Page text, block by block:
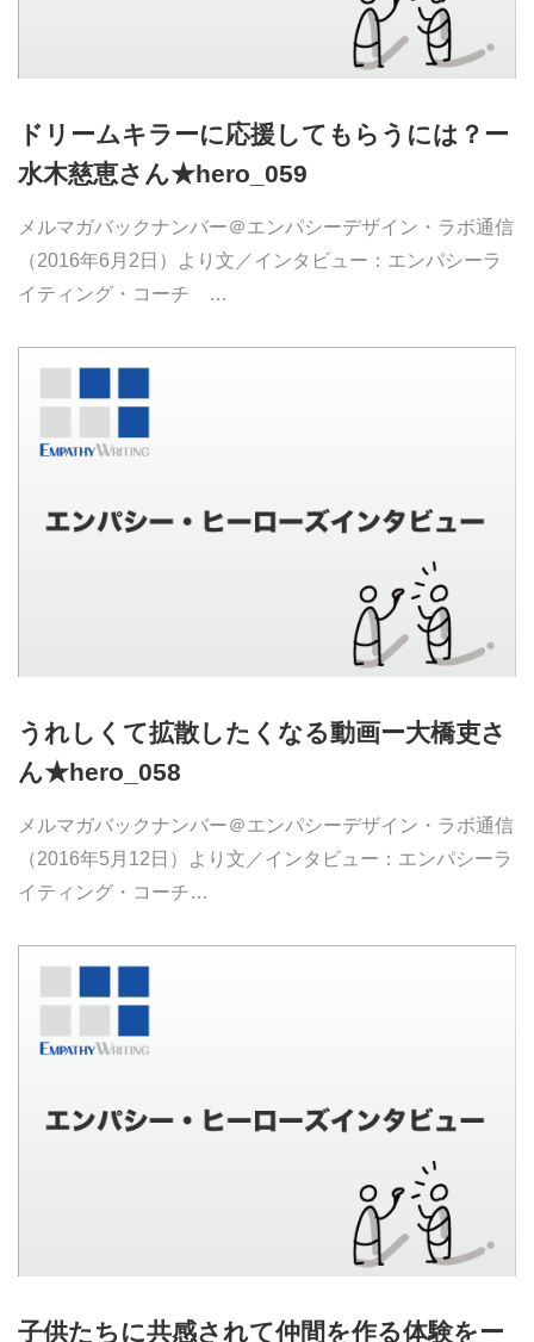
ドリームキラーに応援してもらうには？ー
水木慈恵さん★hero_059
メルマガバックナンバー＠エンパシーデザイン・ラボ通信
（2016年6月2日）より文／インタビュー：エンパシーラ
イティング・コーチ …
うれしくて拡散したくなる動画ー大橋吏さ
ん★hero_058
メルマガバックナンバー＠エンパシーデザイン・ラボ通信
（2016年5月12日）より文／インタビュー：エンパシーラ
イティング・コーチ…
子供たちに共感されて仲間を作る体験をー